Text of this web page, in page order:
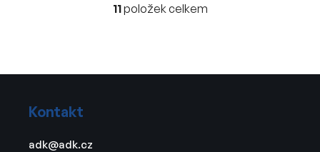
O
d
11položek celkem
Kontakt
adk@adk.cz